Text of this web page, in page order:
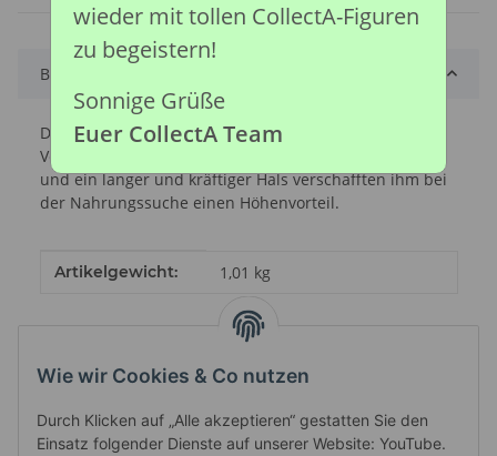
Wie wir Cookies & Co nutzen
Durch Klicken auf „Alle akzeptieren“ gestatten Sie den
Einsatz folgender Dienste auf unserer Website: YouTube.
Beschreibung
Das Ungewöhnliche am Brachiosaurus war, dass seine
Vorderbeine länger waren als seine Hinterbeine.Dies
und ein langer und kräftiger Hals verschafften ihm bei
der Nahrungssuche einen Höhenvorteil.
Produkteigenschaft
Wert
Artikelgewicht: 1,01 kg
wieder mit tollen CollectA-Figuren
zu begeistern!
Sonnige Grüße
Euer CollectA Team